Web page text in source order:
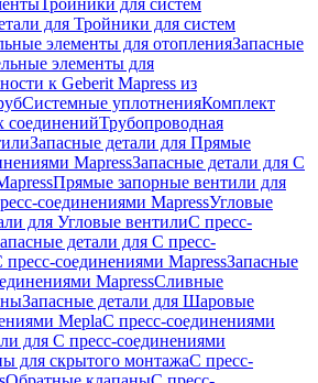
Тройники для систем
для Тройники для систем
элементы для отопленияЗапасные
элементы для
к Geberit Mapress из
Системные уплотненияКомплект
соединенийТрубопроводная
Запасные детали для Прямые
MapressЗапасные детали для С
Прямые запорные вентили для
соединениями MapressУгловые
для Угловые вентилиС пресс-
детали для С пресс-
пресс-соединениями MapressЗапасные
MapressСливные
Запасные детали для Шаровые
MeplaС пресс-соединениями
для С пресс-соединениями
для скрытого монтажаС пресс-